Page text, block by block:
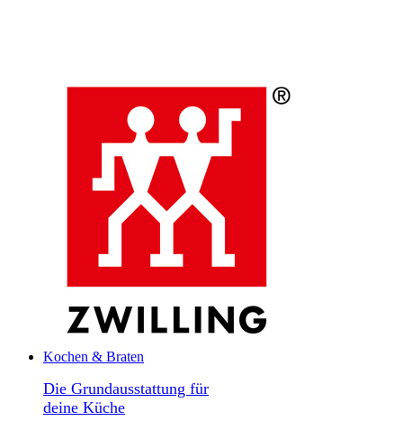
Kochen & Braten
Die Grundausstattung für
deine Küche